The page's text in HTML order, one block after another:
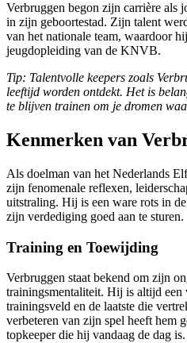
Verbruggen begon zijn carrière als
in zijn geboortestad. Zijn talent
van het nationale team, waardoor
jeugdopleiding van de KNVB.
Tip: Talentvolle keepers zoals
leeftijd worden ontdekt. Het is
te blijven trainen om je dromen
Kenmerken van
Als doelman van het Nederlands
zijn fenomenale reflexen,
uitstraling. Hij is een ware rots in
zijn verdediging goed aan te sturen.
Training en Toewijding
Verbruggen staat bekend om zijn
trainingsmentaliteit. Hij is altijd een
trainingsveld en de laatste die
verbeteren van zijn spel heeft hem
topkeeper die hij vandaag de dag is.